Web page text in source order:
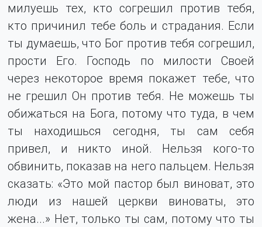
милуешь тех, кто согрешил против тебя,
кто причинил тебе боль и страдания. Если
ты думаешь, что Бог против тебя согрешил,
прости Его. Господь по милости Своей
через некоторое время покажет тебе, что
не грешил Он против тебя. Не можешь ты
обижаться на Бога, потому что туда, в чем
ты находишься сегодня, ты сам себя
привел, и никто иной. Нельзя кого-то
обвинить, показав на него пальцем. Нельзя
сказать: «Это мой пастор был виноват, это
люди из нашей церкви виноваты, это
жена...» Нет, только ты сам, потому что ты